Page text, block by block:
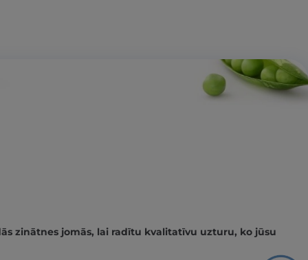
zinātnes jomās, lai radītu kvalitatīvu uzturu, ko jūsu